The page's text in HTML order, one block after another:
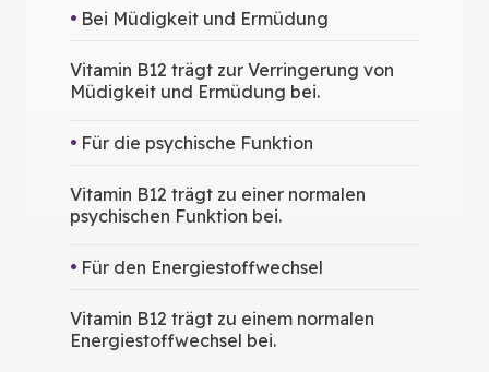
Bei Müdigkeit und Ermüdung
Vitamin B12 trägt zur Verringerung von
Müdigkeit und Ermüdung bei.
Für die psychische Funktion
Vitamin B12 trägt zu einer normalen
psychischen Funktion bei.
Für den Energiestoffwechsel
Vitamin B12 trägt zu einem normalen
Energiestoffwechsel bei.